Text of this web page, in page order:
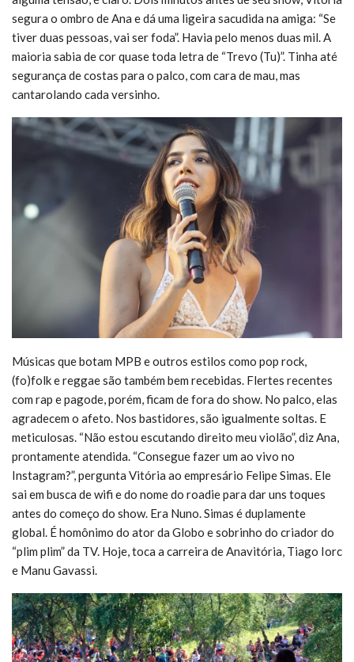
segura o ombro de Ana e dá uma ligeira sacudida na amiga: “Se
tiver duas pessoas, vai ser foda”. Havia pelo menos duas mil. A
maioria sabia de cor quase toda letra de “Trevo (Tu)”. Tinha até
segurança de costas para o palco, com cara de mau, mas
cantarolando cada versinho.
Músicas que botam MPB e outros estilos como pop rock,
(fo)folk e reggae são também bem recebidas. Flertes recentes
com rap e pagode, porém, ficam de fora do show. No palco, elas
agradecem o afeto. Nos bastidores, são igualmente soltas. E
meticulosas. “Não estou escutando direito meu violão”, diz Ana,
prontamente atendida. “Consegue fazer um ao vivo no
Instagram?”, pergunta Vitória ao empresário Felipe Simas. Ele
sai em busca de wifi e do nome do roadie para dar uns toques
antes do começo do show. Era Nuno. Simas é duplamente
global. É homônimo do ator da Globo e sobrinho do criador do
“plim plim” da TV. Hoje, toca a carreira de Anavitória, Tiago Iorc
e Manu Gavassi.